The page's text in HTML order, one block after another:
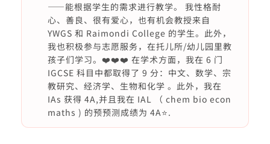
——能根据学生的需求进行教学。 我性格耐
心、善良、很有爱心，也有机会教授来自
YWGS 和 Raimondi College 的学生。此外，
我也积极参与志愿服务，在托儿所/幼儿园里教
孩子们学习。❤️❤️❤️ 在学术方面，我在 6 门
IGCSE 科目中都取得了 9 分：中文、数学、宗
教研究、经济学、生物和化学 。此外，我在
IAs 获得 4A,并且我在 IAL （ chem bio econ
maths ) 的预预测成绩为 4A⭐️.